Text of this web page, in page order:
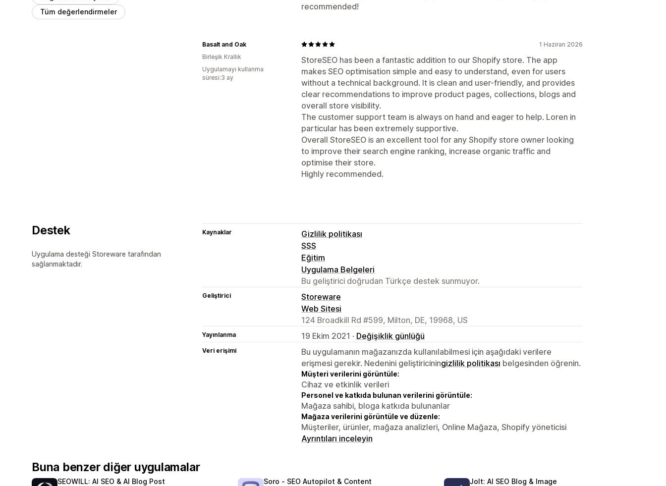
Tüm değerlendirmeler
recommended!
1 Haziran 2026
StoreSEO has been a fantastic addition to our Shopify store. The app
makes SEO optimisation simple and easy to understand, even for users
without a technical background. It is clean and user-friendly, and provides
clear recommendations to improve product pages, collections, blogs and
overall store visibility.
The customer support team is always on hand and eager to help. Loren in
particular has been extremely supportive.
Overall StoreSEO is an excellent tool for any Shopify store owner looking
to improve their search engine ranking, increase organic traffic and
optimise their store.
Highly recommended.
Basalt and Oak
Birleşik Krallık
Uygulamayı kullanma
süresi:3 ay
Destek
Uygulama desteği Storeware tarafından
sağlanmaktadır.
Kaynaklar
Gizlilik politikası
SSS
Eğitim
Uygulama Belgeleri
Bu geliştirici doğrudan Türkçe destek sunmuyor.
Geliştirici
Storeware
Web Sitesi
124 Broadkill Rd #599, Milton, DE, 19968, US
Yayınlanma 19 Ekim 2021 · Değişiklik günlüğü
Veri erişimi
Bu uygulamanın mağazanızda kullanılabilmesi için aşağıdaki verilere
erişmesi gerekir. Nedenini geliştiriciningizlilik politikası belgesinden öğrenin.
Müşteri verilerini görüntüle:
Cihaz ve etkinlik verileri
Personel ve katkıda bulunan verilerini görüntüle:
Mağaza sahibi, bloga katkıda bulunanlar
Mağaza verilerini görüntüle ve düzenle:
Müşteriler, ürünler, mağaza analizleri, Online Mağaza, Shopify yöneticisi
Ayrıntıları inceleyin
Buna benzer diğer uygulamalar
SEOWILL: AI SEO & AI Blog Post Soro ‑ SEO Autopilot & Content Jolt: AI SEO Blog & Image